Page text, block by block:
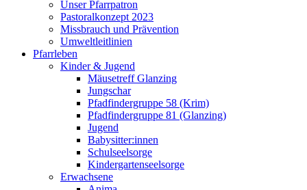
Unser Pfarrpatron
Pastoralkonzept 2023
Missbrauch und Prävention
Umweltleitlinien
Pfarrleben
Kinder & Jugend
Mäusetreff Glanzing
Jungschar
Pfadfindergruppe 58 (Krim)
Pfadfindergruppe 81 (Glanzing)
Jugend
Babysitter:innen
Schulseelsorge
Kindergartenseelsorge
Erwachsene